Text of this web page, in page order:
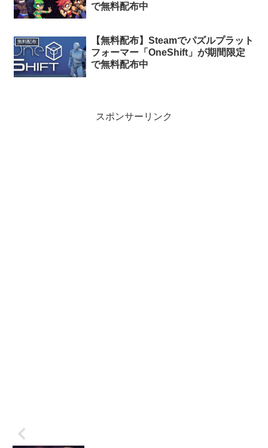
で無料配布中
無料配布
【無料配布】Steamでパズルプラット
フォーマー「OneShift」が期間限定
で無料配布中
スポンサーリンク